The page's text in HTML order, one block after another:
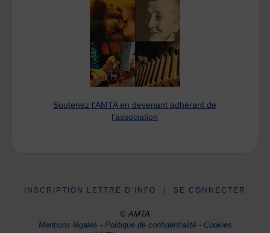
Soutenez l'AMTA en devenant adhérant de
l'association
INSCRIPTION LETTRE D’INFO SE CONNECTER
© AMTA
Mentions légales -Politique de confidentialité- Cookies